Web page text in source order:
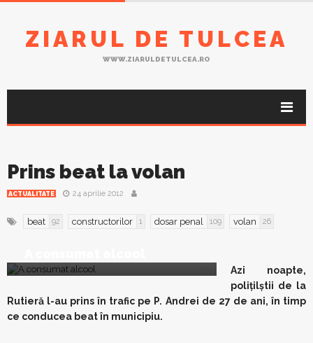
ZIARUL DE TULCEA
WWW.ZIARULDETULCEA.RO
Prins beat la volan
ACTUALITATE 24 aprilie 2012
beat 92 constructorilor 1 dosar penal 109 volan 26
Azi noapte,
poliţilştii de la
Rutieră l-au prins în trafic pe P. Andrei de 27 de ani, în timp
ce conducea beat în municipiu.